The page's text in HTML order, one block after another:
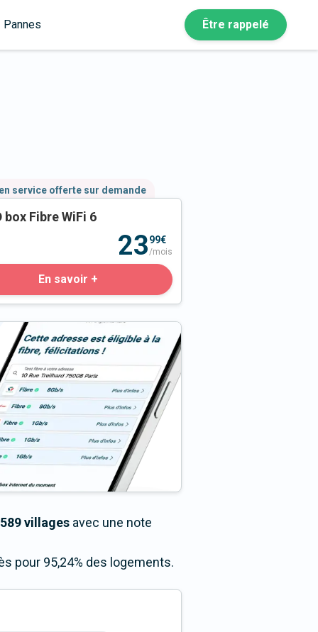
Pannes Être rappelé
service offerte sur demande
box Fibre WiFi 6
2399€
/mois
En savoir +
villages avec une note
pour 95,24% des logements.